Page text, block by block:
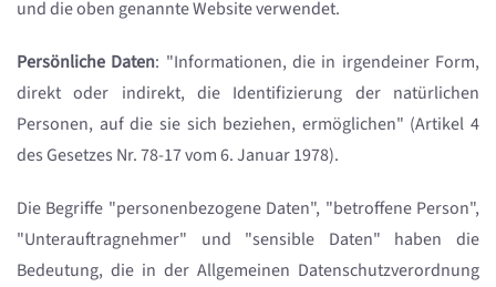
und die oben genannte Website verwendet.
Persönliche Daten: "Informationen, die in irgendeiner Form,
direkt oder indirekt, die Identifizierung der natürlichen
Personen, auf die sie sich beziehen, ermöglichen" (Artikel 4
des Gesetzes Nr. 78-17 vom 6. Januar 1978).
Die Begriffe "personenbezogene Daten", "betroffene Person",
"Unterauftragnehmer" und "sensible Daten" haben die
Bedeutung, die in der Allgemeinen Datenschutzverordnung